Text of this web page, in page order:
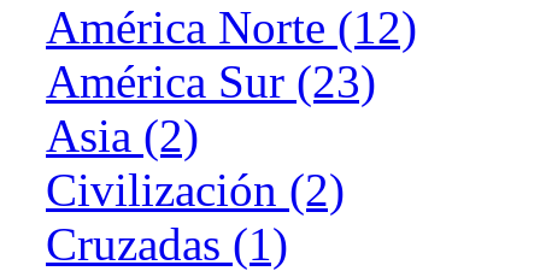
América Norte (12)
América Sur (23)
Asia (2)
Civilización (2)
Cruzadas (1)